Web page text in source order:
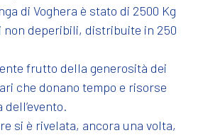
di Voghera è stato di 2500 Kg
deperibili, distribuite in 250
frutto della generosità dei
che donano tempo e risorse
si è rivelata, ancora una volta,